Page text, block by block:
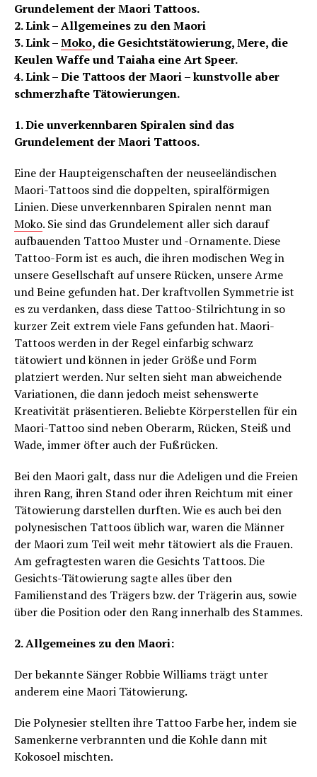
Grundelement der Maori Tattoos.
2. Link – Allgemeines zu den Maori
3. Link –Moko, die Gesichtstätowierung, Mere, die
Keulen Waffe und Taiaha eine Art Speer.
4. Link – Die Tattoos der Maori – kunstvolle aber
schmerzhafte Tätowierungen.
1. Die unverkennbaren Spiralen sind das
Grundelement der Maori Tattoos.
Eine der Haupteigenschaften der neuseeländischen
Maori-Tattoos sind die doppelten, spiralförmigen
Linien. Diese unverkennbaren Spiralen nennt man
Moko. Sie sind das Grundelement aller sich darauf
aufbauenden Tattoo Muster und -Ornamente. Diese
Tattoo-Form ist es auch, die ihren modischen Weg in
unsere Gesellschaft auf unsere Rücken, unsere Arme
und Beine gefunden hat. Der kraftvollen Symmetrie ist
es zu verdanken, dass diese Tattoo-Stilrichtung in so
kurzer Zeit extrem viele Fans gefunden hat. Maori-
Tattoos werden in der Regel einfarbig schwarz
tätowiert und können in jeder Größe und Form
platziert werden. Nur selten sieht man abweichende
Variationen, die dann jedoch meist sehenswerte
Kreativität präsentieren. Beliebte Körperstellen für ein
Maori-Tattoo sind neben Oberarm, Rücken, Steiß und
Wade, immer öfter auch der Fußrücken.
Bei den Maori galt, dass nur die Adeligen und die Freien
ihren Rang, ihren Stand oder ihren Reichtum mit einer
Tätowierung darstellen durften. Wie es auch bei den
polynesischen Tattoos üblich war, waren die Männer
der Maori zum Teil weit mehr tätowiert als die Frauen.
Am gefragtesten waren die Gesichts Tattoos. Die
Gesichts-Tätowierung sagte alles über den
Familienstand des Trägers bzw. der Trägerin aus, sowie
über die Position oder den Rang innerhalb des Stammes.
2. Allgemeines zu den Maori:
Der bekannte Sänger Robbie Williams trägt unter
anderem eine Maori Tätowierung.
Die Polynesier stellten ihre Tattoo Farbe her, indem sie
Samenkerne verbrannten und die Kohle dann mit
Kokosoel mischten.